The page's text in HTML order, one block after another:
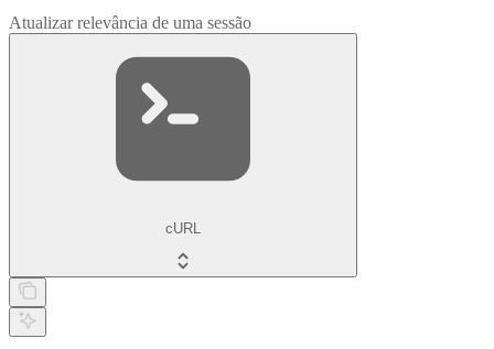
Atualizar relevância de uma sessão
cURL